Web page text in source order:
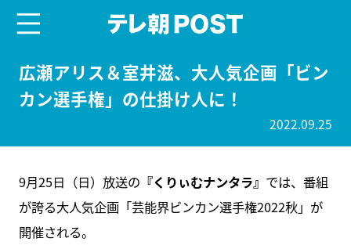
広瀬アリス＆室井滋、大人気企画「ビン
カン選手権」の仕掛け人に！
2022.09.25
9月25日（日）放送の 『くりぃむナンタラ』 では、番組
が誇る大人気企画「芸能界ビンカン選手権2022秋」が
開催される。